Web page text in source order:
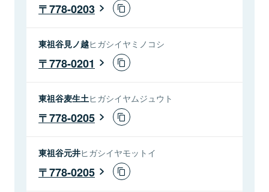
778-0203
東祖谷見ノ越ヒガシイヤミノコシ
778-0201
東祖谷麦生土ヒガシイヤムジュウト
778-0205
東祖谷元井ヒガシイヤモットイ
778-0205